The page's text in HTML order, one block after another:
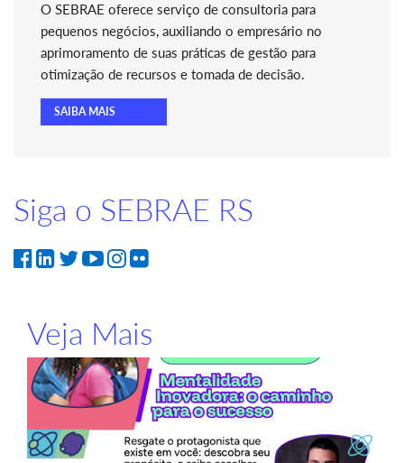
O SEBRAE oferece serviço de consultoria para
pequenos negócios, auxiliando o empresário no
aprimoramento de suas práticas de gestão para
otimização de recursos e tomada de decisão.
SAIBA MAIS
Siga o SEBRAE RS
Veja Mais